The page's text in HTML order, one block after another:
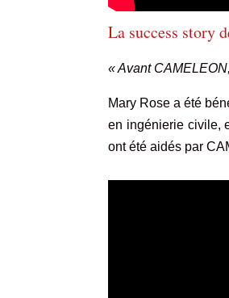
La success story
« Avant
Mary Rose a été
en ingénierie civile,
ont été aidés par